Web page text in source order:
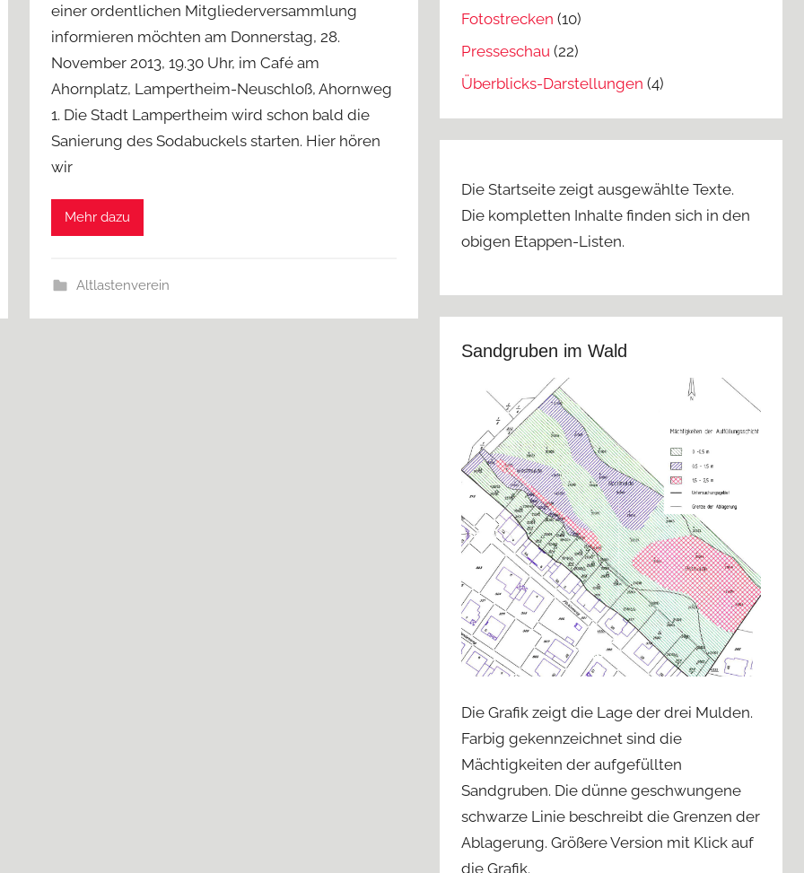
einer ordentlichen Mitgliederversammlung
informieren möchten am Donnerstag, 28.
November 2013, 19.30 Uhr, im Café am
Ahornplatz, Lampertheim-Neuschloß, Ahornweg
1. Die Stadt Lampertheim wird schon bald die
Sanierung des Sodabuckels starten. Hier hören
wir
Mehr dazu
Altlastenverein
Fotostrecken (10)
Presseschau (22)
Überblicks-Darstellungen (4)
Die Startseite zeigt ausgewählte Texte.
Die kompletten Inhalte finden sich in den
obigen Etappen-Listen.
Sandgruben im Wald
Die Grafik zeigt die Lage der drei Mulden.
Farbig gekennzeichnet sind die
Mächtigkeiten der aufgefüllten
Sandgruben. Die dünne geschwungene
schwarze Linie beschreibt die Grenzen der
Ablagerung. Größere Version mit Klick auf
die Grafik.